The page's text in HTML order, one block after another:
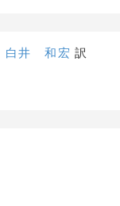
白井 和宏 訳